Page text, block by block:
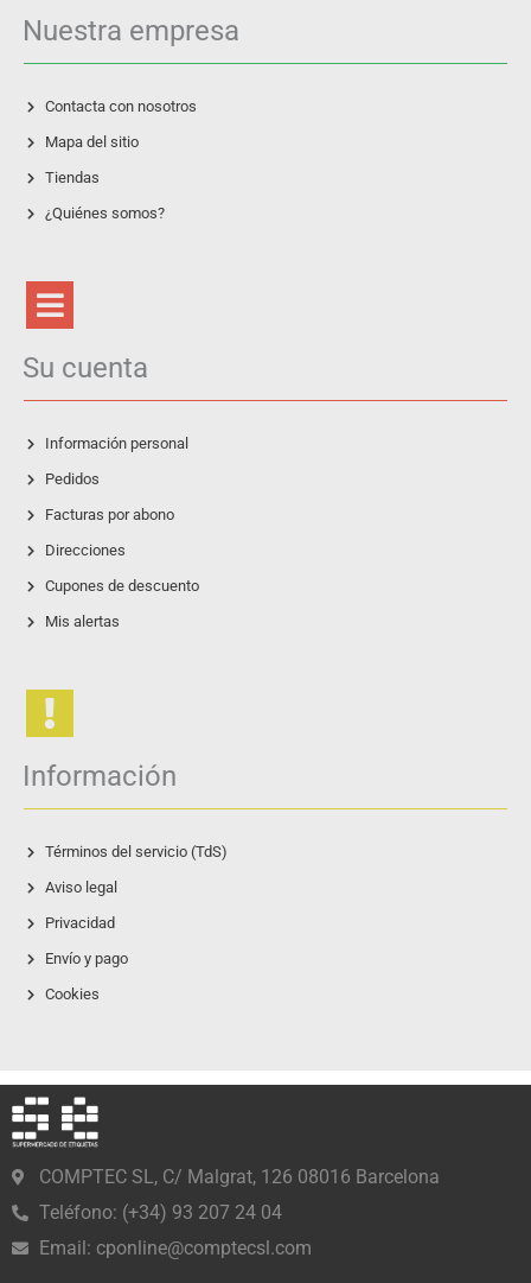
Nuestra empresa
Contacta con nosotros
Mapa del sitio
Tiendas
¿Quiénes somos?
Su cuenta
Información personal
Pedidos
Facturas por abono
Direcciones
Cupones de descuento
Mis alertas
Información
Términos del servicio (TdS)
Aviso legal
Privacidad
Envío y pago
Cookies
COMPTEC SL, C/ Malgrat, 126 08016 Barcelona
Teléfono: (+34) 93 207 24 04
Email: cponline@comptecsl.com